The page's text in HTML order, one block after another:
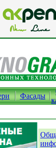
Фасады